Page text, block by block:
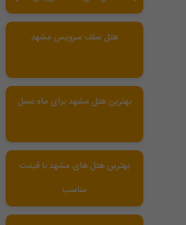
هتل سلف سرویس مشهد
بهترین هتل مشهد برای ماه عسل
بهترین هتل های مشهد با قیمت
مناسب